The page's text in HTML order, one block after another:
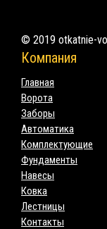
© 2019 otkatnie-
Компания
Главная
Ворота
Заборы
Автоматика
Комплектующие
Фундаменты
Навесы
Ковка
Лестницы
Контакты